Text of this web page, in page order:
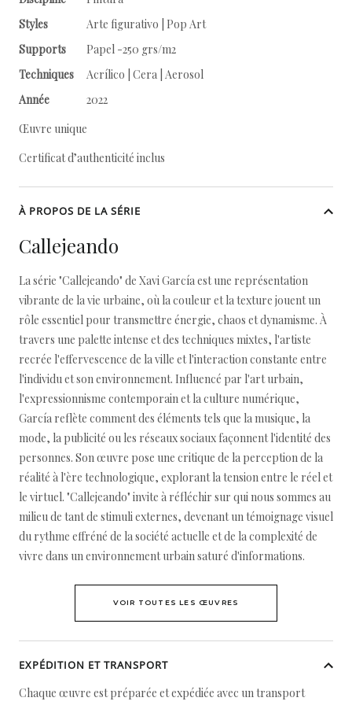
Styles
Arte figurativo | Pop Art
Supports
Papel -250 grs/m2
Techniques
Acrílico | Cera | Aerosol
Année
2022
Œuvre unique
Certificat d’authenticité inclus
À PROPOS DE LA SÉRIE
Callejeando
La série "Callejeando" de Xavi García est une représentation
vibrante de la vie urbaine, où la couleur et la texture jouent un
rôle essentiel pour transmettre énergie, chaos et dynamisme. À
travers une palette intense et des techniques mixtes, l'artiste
recrée l'effervescence de la ville et l'interaction constante entre
l'individu et son environnement. Influencé par l'art urbain,
l'expressionnisme contemporain et la culture numérique,
García reflète comment des éléments tels que la musique, la
mode, la publicité ou les réseaux sociaux façonnent l'identité des
personnes. Son œuvre pose une critique de la perception de la
réalité à l'ère technologique, explorant la tension entre le réel et
le virtuel. "Callejeando" invite à réfléchir sur qui nous sommes au
milieu de tant de stimuli externes, devenant un témoignage visuel
du rythme effréné de la société actuelle et de la complexité de
vivre dans un environnement urbain saturé d'informations.
VOIR TOUTES LES ŒUVRES
EXPÉDITION ET TRANSPORT
Chaque œuvre est préparée et expédiée avec un transport